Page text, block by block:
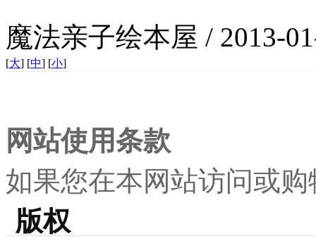
魔法亲子绘本屋 / 2013-
[大] [中] [小]
网站使用条款
如果您在本网站访问或
版权